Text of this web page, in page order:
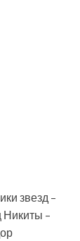
звезд –
Никиты –